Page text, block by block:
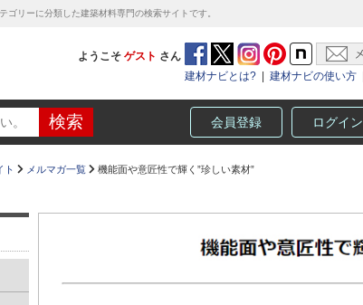
リーに分類した建築材料専門の検索サイトです。
ようこそ ゲスト さん
建材ナビとは?
建材ナビの使い方
会員登録 ログイン
ト メルマガ一覧 機能面や意匠性で輝く”珍しい素材”